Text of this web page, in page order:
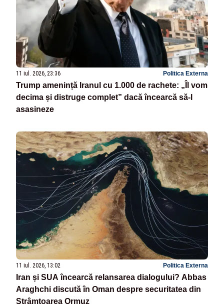
11 iul. 2026, 23:36 Politica Externa
Trump amenință Iranul cu 1.000 de rachete: „Îl vom
decima și distruge complet” dacă încearcă să-l
asasineze
11 iul. 2026, 13:02 Politica Externa
Iran și SUA încearcă relansarea dialogului? Abbas
Araghchi discută în Oman despre securitatea din
Strâmtoarea Ormuz